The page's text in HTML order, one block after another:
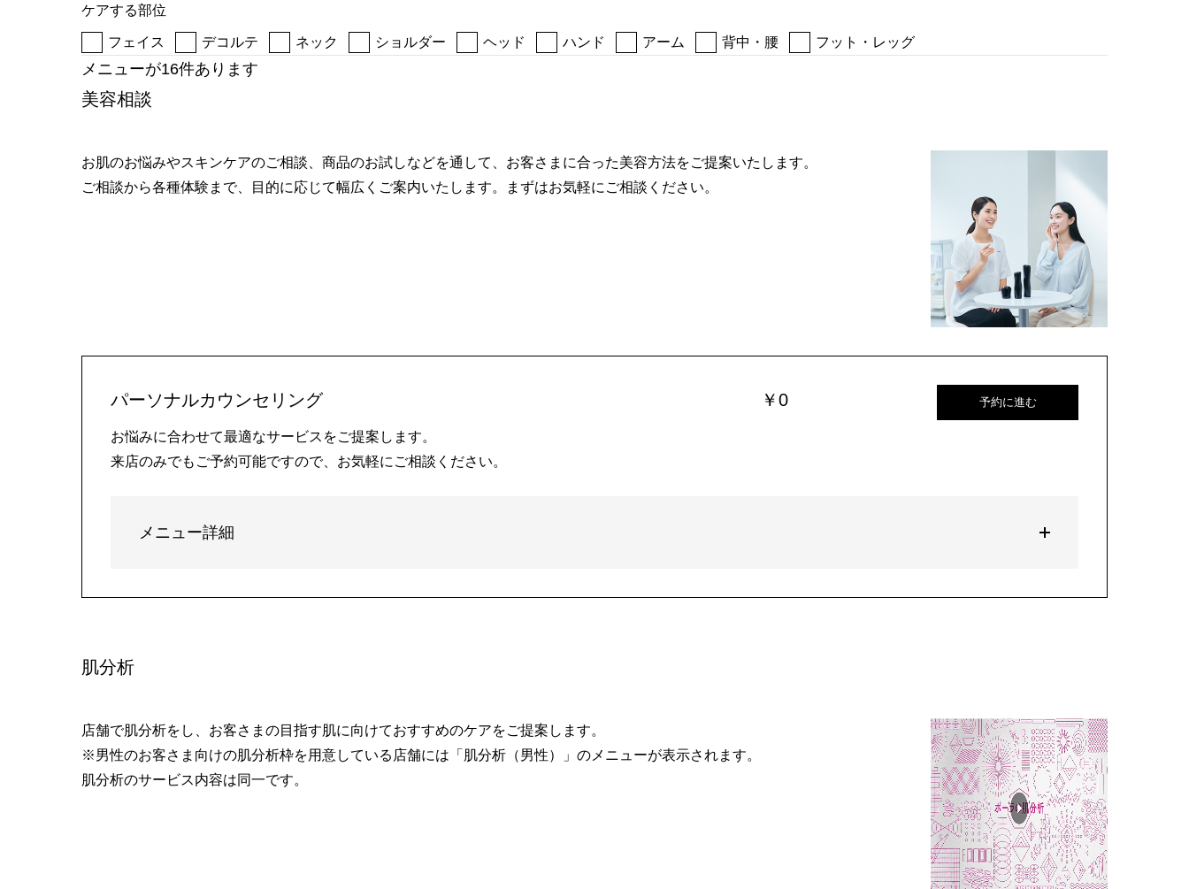
ケアする部位
フェイス デコルテ ネック ショルダー ヘッド ハンド アーム 背中・腰 フット・レッグ
メニューが16件あります
美容相談
お肌のお悩みやスキンケアのご相談、商品のお試しなどを通して、お客さまに合った美容方法をご提案いたします。
ご相談から各種体験まで、目的に応じて幅広くご案内いたします。まずはお気軽にご相談ください。
パーソナルカウンセリング ￥0
お悩みに合わせて最適なサービスをご提案します。
来店のみでもご予約可能ですので、お気軽にご相談ください。
予約に進む
メニュー詳細
肌分析
店舗で肌分析をし、お客さまの目指す肌に向けておすすめのケアをご提案します。
※男性のお客さま向けの肌分析枠を用意している店舗には「肌分析（男性）」のメニューが表示されます。
肌分析のサービス内容は同一です。